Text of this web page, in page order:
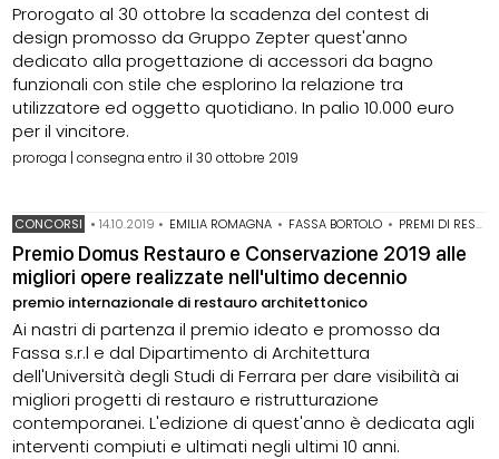
Prorogato al 30 ottobre la scadenza del contest di
design promosso da Gruppo Zepter quest'anno
dedicato alla progettazione di accessori da bagno
funzionali con stile che esplorino la relazione tra
utilizzatore ed oggetto quotidiano. In palio 10.000 euro
per il vincitore.
proroga | consegna entro il 30 ottobre 2019
CONCORSI •14.10.2019 • EMILIA ROMAGNA • FASSA BORTOLO • PREMI DI RESTAURO
Premio Domus Restauro e Conservazione 2019 alle
migliori opere realizzate nell'ultimo decennio
premio internazionale di restauro architettonico
Ai nastri di partenza il premio ideato e promosso da
Fassa s.r.l e dal Dipartimento di Architettura
dell'Università degli Studi di Ferrara per dare visibilità ai
migliori progetti di restauro e ristrutturazione
contemporanei. L'edizione di quest'anno è dedicata agli
interventi compiuti e ultimati negli ultimi 10 anni.